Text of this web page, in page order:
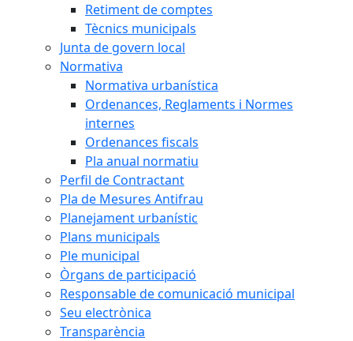
Retiment de comptes
Tècnics municipals
Junta de govern local
Normativa
Normativa urbanística
Ordenances, Reglaments i Normes
internes
Ordenances fiscals
Pla anual normatiu
Perfil de Contractant
Pla de Mesures Antifrau
Planejament urbanístic
Plans municipals
Ple municipal
Òrgans de participació
Responsable de comunicació municipal
Seu electrònica
Transparència